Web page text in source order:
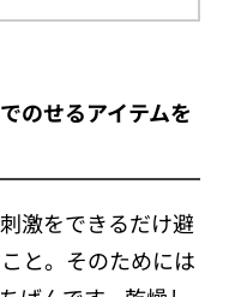
のせるアイテムを
激をできるだけ避
と。そのためには